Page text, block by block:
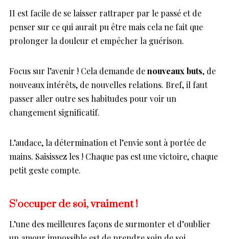
II est facile de se laisser rattraper par le passé et de
penser sur ce qui aurait pu être mais cela ne fait que
prolonger la douleur et empêcher la guérison.
Focus sur l’avenir ! Cela demande denouveaux buts, de
nouveaux intérêts, de nouvelles relations. Bref, il faut
passer aller outre ses habitudes pour voir un
changement significatif.
L’audace, la détermination et l’envie sont à portée de
mains. Saisissez les ! Chaque pas est une victoire, chaque
petit geste compte.
S’occuper de soi, vraiment !
L’une des meilleures façons de surmonter et d’oublier